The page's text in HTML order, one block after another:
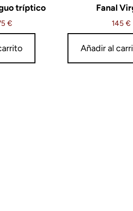
tríptico
€
Fanal
145 €
Añadir al